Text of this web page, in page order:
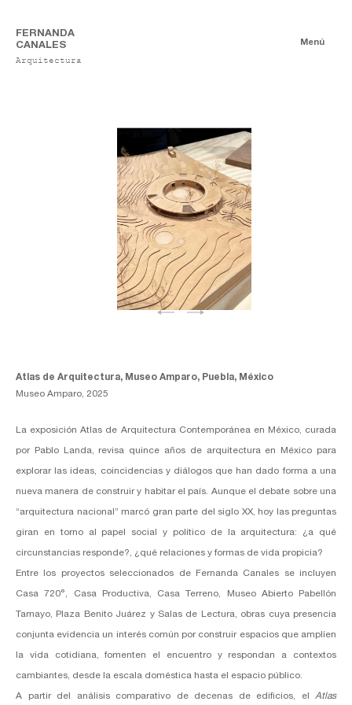
FERNANDA
CANALES
Arquitectura
Menú
Atlas de Arquitectura, Museo Amparo, Puebla, México
Museo Amparo, 2025
La exposición Atlas de Arquitectura Contemporánea en México, curada
por Pablo Landa, revisa quince años de arquitectura en México para
explorar las ideas, coincidencias y diálogos que han dado forma a una
nueva manera de construir y habitar el país. Aunque el debate sobre una
“arquitectura nacional” marcó gran parte del siglo XX, hoy las preguntas
giran en torno al papel social y político de la arquitectura: ¿a qué
circunstancias responde?, ¿qué relaciones y formas de vida propicia?
Entre los proyectos seleccionados de Fernanda Canales se incluyen
Casa 720°, Casa Productiva, Casa Terreno, Museo Abierto Pabellón
Tamayo, Plaza Benito Juárez y Salas de Lectura, obras cuya presencia
conjunta evidencia un interés común por construir espacios que amplíen
la vida cotidiana, fomenten el encuentro y respondan a contextos
cambiantes, desde la escala doméstica hasta el espacio público.
A partir del análisis comparativo de decenas de edificios, el Atlas